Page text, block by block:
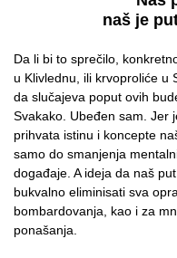
naš je
Da li bi to sprečilo,
u Klivlednu, ili krvoproliće u
da slučajeva poput ovih
Svakako. Ubeđen sam. Jer
prihvata istinu i koncepte
samo do smanjenja
događaje. A ideja da naš
bukvalno eliminisati sva
bombardovanja, kao i za
ponašanja.